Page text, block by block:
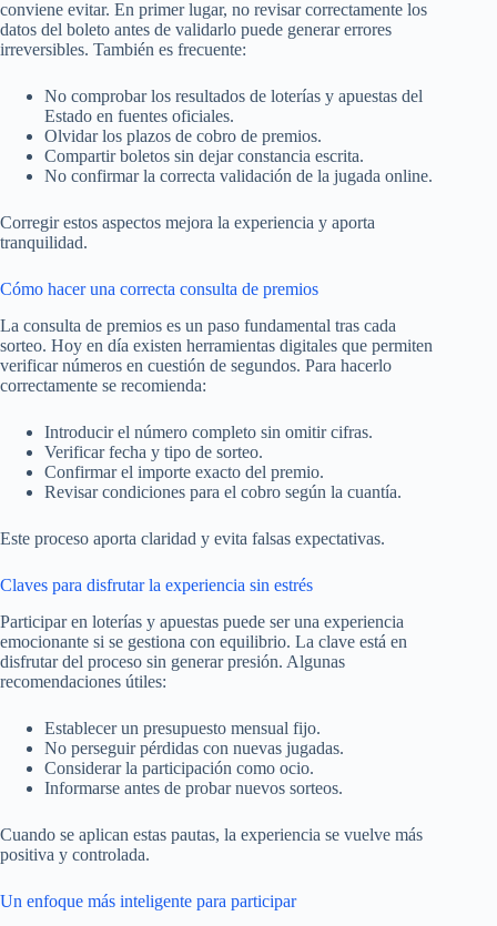
conviene evitar. En primer lugar, no revisar correctamente los
datos del boleto antes de validarlo puede generar errores
irreversibles. También es frecuente:
No comprobar los resultados de loterías y apuestas del
Estado en fuentes oficiales.
Olvidar los plazos de cobro de premios.
Compartir boletos sin dejar constancia escrita.
No confirmar la correcta validación de la jugada online.
Corregir estos aspectos mejora la experiencia y aporta
tranquilidad.
Cómo hacer una correcta consulta de premios
La consulta de premios es un paso fundamental tras cada
sorteo. Hoy en día existen herramientas digitales que permiten
verificar números en cuestión de segundos. Para hacerlo
correctamente se recomienda:
Introducir el número completo sin omitir cifras.
Verificar fecha y tipo de sorteo.
Confirmar el importe exacto del premio.
Revisar condiciones para el cobro según la cuantía.
Este proceso aporta claridad y evita falsas expectativas.
Claves para disfrutar la experiencia sin estrés
Participar en loterías y apuestas puede ser una experiencia
emocionante si se gestiona con equilibrio. La clave está en
disfrutar del proceso sin generar presión. Algunas
recomendaciones útiles:
Establecer un presupuesto mensual fijo.
No perseguir pérdidas con nuevas jugadas.
Considerar la participación como ocio.
Informarse antes de probar nuevos sorteos.
Cuando se aplican estas pautas, la experiencia se vuelve más
positiva y controlada.
Un enfoque más inteligente para participar